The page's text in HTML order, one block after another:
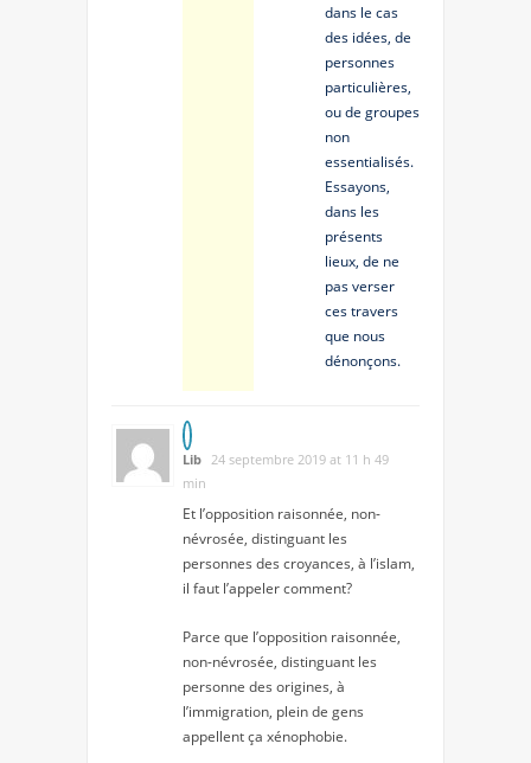
dans le cas
des idées, de
personnes
particulières,
ou de groupes
non
essentialisés.
Essayons,
dans les
présents
lieux, de ne
pas verser
ces travers
que nous
dénonçons.
Lib 24 septembre 2019 at 11 h 49
min
Et l’opposition raisonnée, non-
névrosée, distinguant les
personnes des croyances, à l’islam,
il faut l’appeler comment?
Parce que l’opposition raisonnée,
non-névrosée, distinguant les
personne des origines, à
l’immigration, plein de gens
appellent ça xénophobie.